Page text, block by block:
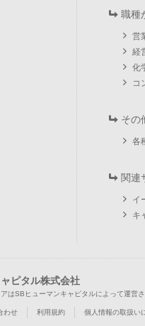
職種
営
経
化
コ
その
各
関連
イ
キ
ピタル株式会社
はSBヒューマンキャピタルによって運営さ
わせ 利用規約 個人情報の取扱い